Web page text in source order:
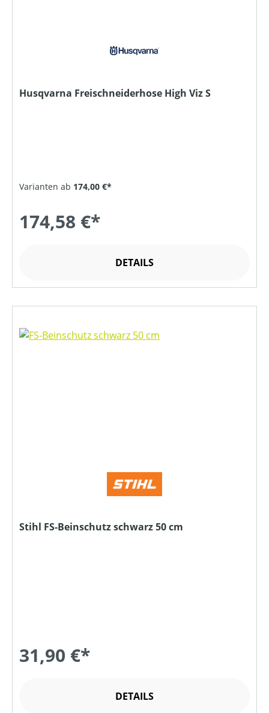
Husqvarna Freischneiderhose High Viz S
Varianten ab 174,00 €*
174,58 €*
DETAILS
Stihl FS-Beinschutz schwarz 50 cm
31,90 €*
DETAILS